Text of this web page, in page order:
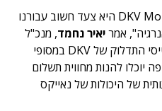
"השותפות של נאייקס עם DKV Mobility היא צעד חשוב עבורנו
אמריאיר נחמד, מנכ"ל
נאייקס. "נהגים שישתמשו בכרטיסי התדלוק של DKV במסופי
יוכלו להנות מחווית תשלום
של היכולות של נאייקס